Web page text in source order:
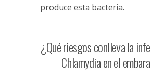
produce esta bacteria.
¿Qué riesgos conlleva la
Chlamydia en el